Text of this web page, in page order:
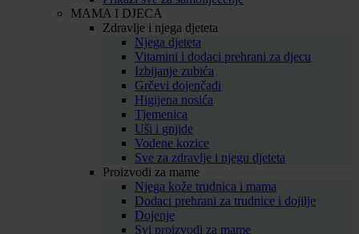
MAMA I DJECA
Zdravlje i njega djeteta
Njega djeteta
Vitamini i dodaci prehrani za djecu
Izbijanje zubića
Grčevi dojenčadi
Higijena nosića
Tjemenica
Uši i gnjide
Vodene kozice
Sve za zdravlje i njegu djeteta
Proizvodi za mame
Njega kože trudnica i mama
Dodaci prehrani za trudnice i dojilje
Dojenje
Svi proizvodi za mame